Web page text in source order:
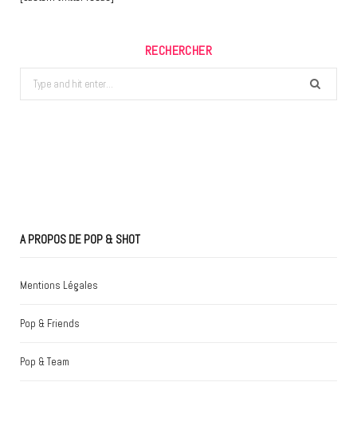
RECHERCHER
Search
for:
A PROPOS DE POP & SHOT
Mentions Légales
Pop & Friends
Pop & Team